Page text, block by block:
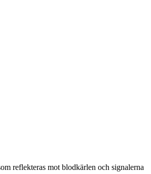
reflekteras mot blodkärlen och signalerna